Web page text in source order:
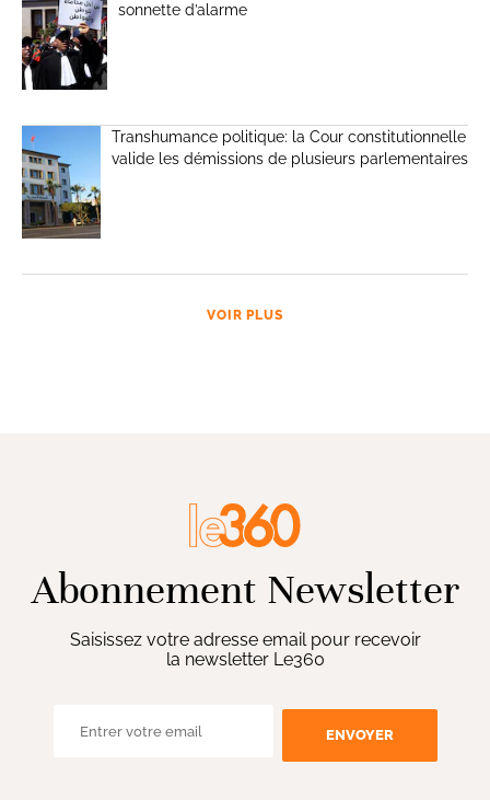
sonnette d’alarme
Transhumance politique: la Cour constitutionnelle
valide les démissions de plusieurs parlementaires
VOIR PLUS
Abonnement Newsletter
Saisissez votre adresse email pour recevoir
la newsletter Le360
ENVOYER